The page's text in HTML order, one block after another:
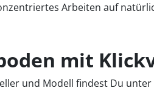
Arbeiten auf
mit
und Modell findest Du